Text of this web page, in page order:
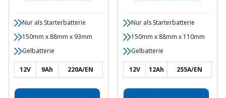
Nur als Starterbatterie
150mm x 88mm x 93mm
Gelbatterie
12V 9Ah 220A/EN
Nur als Starterbatterie
150mm x 88mm x 110mm
Gelbatterie
12V 12Ah 255A/EN